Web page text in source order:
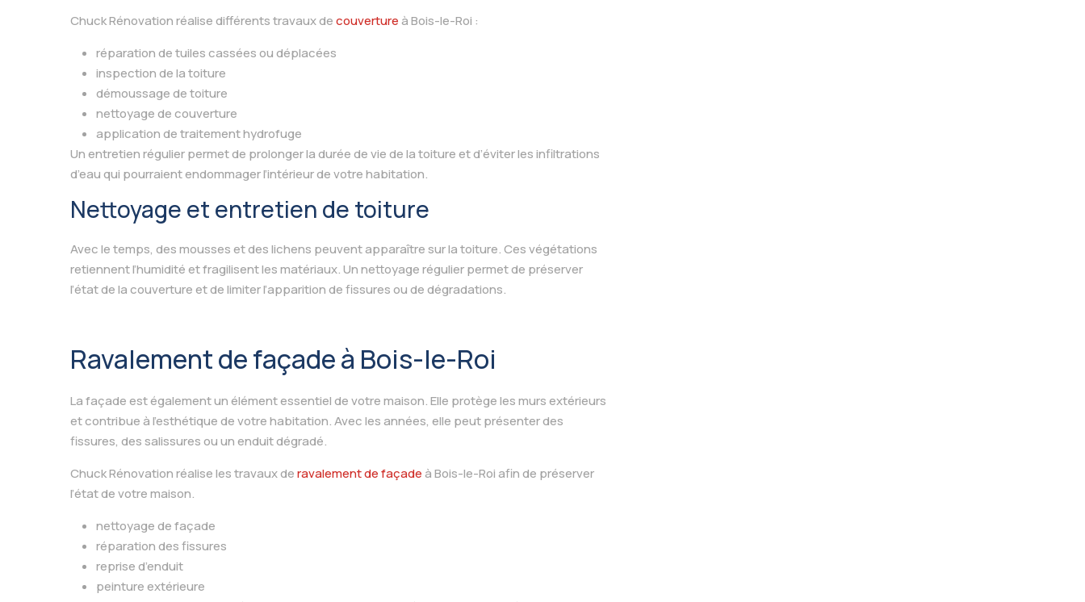
Chuck Rénovation réalise différents travaux decouvertureà Bois-le-Roi :
réparation de tuiles cassées ou déplacées
inspection de la toiture
démoussage de toiture
nettoyage de couverture
application de traitement hydrofuge
Un entretien régulier permet de prolonger la durée de vie de la toiture et d’éviter les infiltrations
d’eau qui pourraient endommager l’intérieur de votre habitation.
Nettoyage et entretien de toiture
Avec le temps, des mousses et des lichens peuvent apparaître sur la toiture. Ces végétations
retiennent l’humidité et fragilisent les matériaux. Un nettoyage régulier permet de préserver
l’état de la couverture et de limiter l’apparition de fissures ou de dégradations.
Ravalement de façade à Bois-le-Roi
La façade est également un élément essentiel de votre maison. Elle protège les murs extérieurs
et contribue à l’esthétique de votre habitation. Avec les années, elle peut présenter des
fissures, des salissures ou un enduit dégradé.
Chuck Rénovation réalise les travaux deravalement de façadeà Bois-le-Roi afin de préserver
l’état de votre maison.
nettoyage de façade
réparation des fissures
reprise d’enduit
peinture extérieure